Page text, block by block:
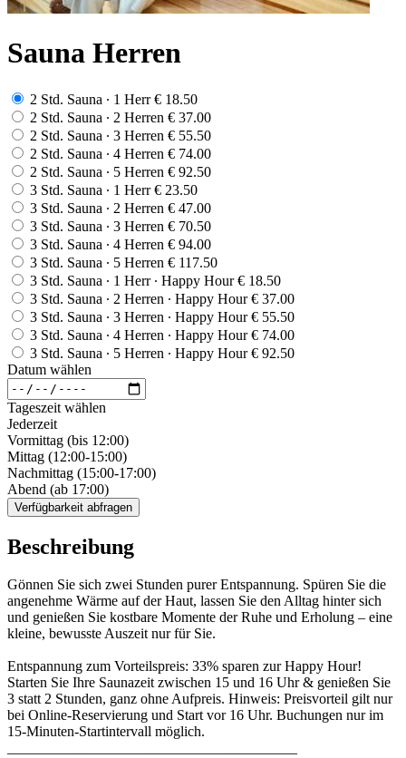
Sauna Herren
2 Std. Sauna ∙ 1 Herr € 18.50
2 Std. Sauna ∙ 2 Herren € 37.00
2 Std. Sauna ∙ 3 Herren € 55.50
2 Std. Sauna ∙ 4 Herren € 74.00
2 Std. Sauna ∙ 5 Herren € 92.50
3 Std. Sauna ∙ 1 Herr € 23.50
3 Std. Sauna ∙ 2 Herren € 47.00
3 Std. Sauna ∙ 3 Herren € 70.50
3 Std. Sauna ∙ 4 Herren € 94.00
3 Std. Sauna ∙ 5 Herren € 117.50
3 Std. Sauna ∙ 1 Herr ∙ Happy Hour € 18.50
3 Std. Sauna ∙ 2 Herren ∙ Happy Hour € 37.00
3 Std. Sauna ∙ 3 Herren ∙ Happy Hour € 55.50
3 Std. Sauna ∙ 4 Herren ∙ Happy Hour € 74.00
3 Std. Sauna ∙ 5 Herren ∙ Happy Hour € 92.50
Datum wählen
Tageszeit wählen
Jederzeit
Vormittag (bis 12:00)
Mittag (12:00-15:00)
Nachmittag (15:00-17:00)
Abend (ab 17:00)
Verfügbarkeit abfragen
Beschreibung
Gönnen Sie sich zwei Stunden purer Entspannung. Spüren Sie die
angenehme Wärme auf der Haut, lassen Sie den Alltag hinter sich
und genießen Sie kostbare Momente der Ruhe und Erholung – eine
kleine, bewusste Auszeit nur für Sie.
Entspannung zum Vorteilspreis: 33% sparen zur Happy Hour!
Starten Sie Ihre Saunazeit zwischen 15 und 16 Uhr & genießen Sie
3 statt 2 Stunden, ganz ohne Aufpreis. Hinweis: Preisvorteil gilt nur
bei Online-Reservierung und Start vor 16 Uhr. Buchungen nur im
15-Minuten-Startintervall möglich.